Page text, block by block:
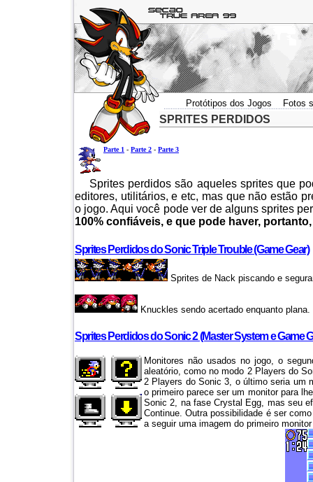
Protótipos dos Jogos Fotos
SPRITES PERDIDOS
Parte 1 - Parte 2 - Parte 3
Sprites perdidos são aqueles sprites que
editores, utilitários, e etc, mas que não estão
o jogo. Aqui você pode ver de alguns sprites
100% confiáveis, e que pode haver,
Sprites Perdidos do Sonic Triple Trouble (Game Gear)
Sprites de Nack piscando e
Knuckles sendo acertado enquanto plana.
Sprites Perdidos do Sonic 2 (Master System e Game
Monitores não usados no jogo, o
aleatório, como no modo 2 Players do
2 Players do Sonic 3, o último seria um
o primeiro parece ser um monitor para
Sonic 2, na fase Crystal Egg, mas seu
Continue. Outra possibilidade é ser
a seguir uma imagem do primeiro